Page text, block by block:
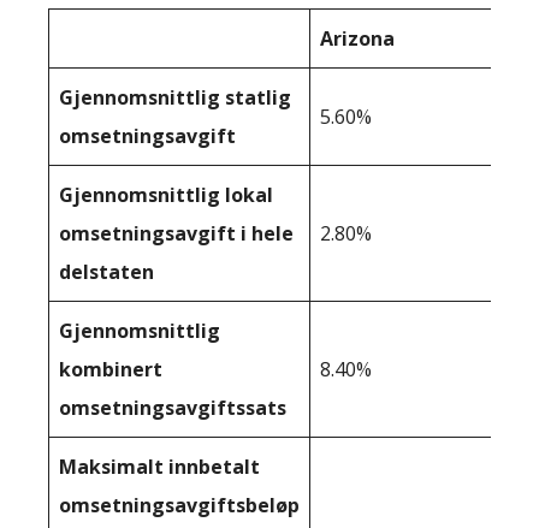
Arizona
Gjennomsnittlig statlig
omsetningsavgift
5.60%
Gjennomsnittlig lokal
omsetningsavgift i hele
delstaten
2.80%
Gjennomsnittlig
kombinert
omsetningsavgiftssats
8.40%
Maksimalt innbetalt
omsetningsavgiftsbeløp